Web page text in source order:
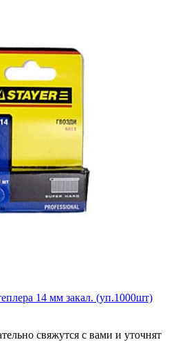
14 мм закал. (уп.1000шт)
свяжутся с вами и уточнят